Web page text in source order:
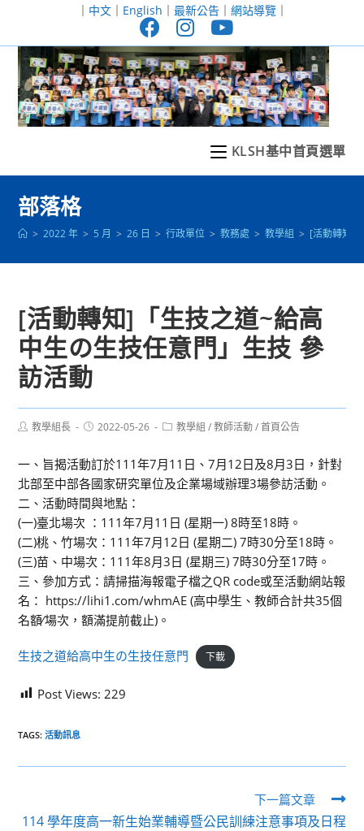
至
｜ 中文｜ English ｜ 最新公告｜ 網站導覽｜
KLSH基中首頁選單
部落格
> 2022 年 > 5 月 > 26 日 > 行政單位 > 教務處 > 教學組 > [活動轉知]
[活動轉知]「生技之道~給高
中生の生技任意門」生技 參
訪活動
Post教學組長
Post2022-05-26
Post教學組 / 教師活動 / 首頁公告
一、旨揭活動訂於111年7月11日、7月12日及8月3日，針對
北部至中部各國家研究單位及企業場域辦理3場參訪活動。
二、活動時間與地點：
(一)臺北場次 ：111年7月11日 (星期一) 8時至18時。
(二)桃、竹場次：111年7月12日 (星期二) 7時30分至18時。
(三)苗、中場次：111年8月3日 (星期三) 7時30分至17時。
三、參加方式：請掃描海報電子檔之QR code或至活動網站報
名： https://lihi1.com/whmAE (高中學生、教師合計共35個
名額∕場次，額滿提前截止)。
生技之道給高中生の生技任意門 下載
Post Views: 229
TAGS:活動訊息
more
下一篇文章
114 學年度高一新生始業輔導暨公民訓練注意事項及日程